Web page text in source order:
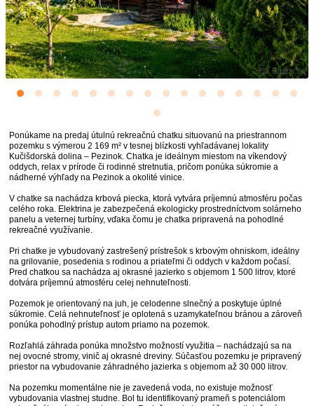
Ponúkame na predaj útulnú rekreačnú chatku situovanú na priestrannom
pozemku s výmerou 2 169 m² v tesnej blízkosti vyhľadávanej lokality
Kučišdorská dolina – Pezinok. Chatka je ideálnym miestom na víkendový
oddych, relax v prírode či rodinné stretnutia, pričom ponúka súkromie a
nádherné výhľady na Pezinok a okolité vinice.
V chatke sa nachádza krbová piecka, ktorá vytvára príjemnú atmosféru počas
celého roka. Elektrina je zabezpečená ekologicky prostredníctvom solárneho
panelu a veternej turbíny, vďaka čomu je chatka pripravená na pohodlné
rekreačné využívanie.
Pri chatke je vybudovaný zastrešený prístrešok s krbovým ohniskom, ideálny
na grilovanie, posedenia s rodinou a priateľmi či oddych v každom počasí.
Pred chatkou sa nachádza aj okrasné jazierko s objemom 1 500 litrov, ktoré
dotvára príjemnú atmosféru celej nehnuteľnosti.
Pozemok je orientovaný na juh, je celodenne slnečný a poskytuje úplné
súkromie. Celá nehnuteľnosť je oplotená s uzamykateľnou bránou a zároveň
ponúka pohodlný prístup autom priamo na pozemok.
Rozľahlá záhrada ponúka množstvo možností využitia – nachádzajú sa na
nej ovocné stromy, vinič aj okrasné dreviny. Súčasťou pozemku je pripravený
priestor na vybudovanie záhradného jazierka s objemom až 30 000 litrov.
Na pozemku momentálne nie je zavedená voda, no existuje možnosť
vybudovania vlastnej studne. Bol tu identifikovaný prameň s potenciálom